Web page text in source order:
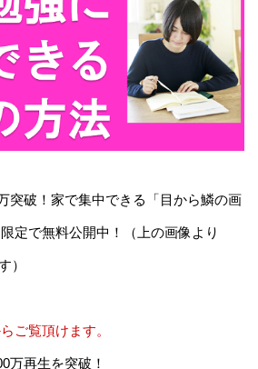
突破！家で集中できる「目から鱗の画
定で無料公開中！（上の画像より
）
ご覧頂けます。
万再生を突破！